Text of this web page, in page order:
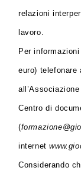
relazioni
lavoro.
Per
euro) telefonare
Centro di
(
internet
Considerando